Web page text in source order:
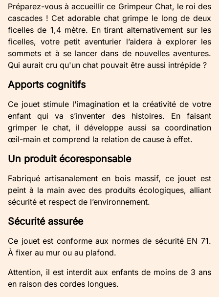
Préparez-vous à accueillir ce Grimpeur Chat, le roi des
cascades ! Cet adorable chat grimpe le long de deux
ficelles de 1,4 mètre. En tirant alternativement sur les
ficelles, votre petit aventurier l’aidera à explorer les
sommets et à se lancer dans de nouvelles aventures.
Qui aurait cru qu'un chat pouvait être aussi intrépide ?
Apports cognitifs
Ce jouet stimule l'imagination et la créativité de votre
enfant qui va s’inventer des histoires. En faisant
grimper le chat, il développe aussi sa coordination
œil-main et comprend la relation de cause à effet.
Un produit écoresponsable
Fabriqué artisanalement en bois massif, ce jouet est
peint à la main avec des produits écologiques, alliant
sécurité et respect de l’environnement.
Sécurité assurée
Ce jouet est conforme aux normes de sécurité EN 71.
À fixer au mur ou au plafond.
Attention, il est interdit aux enfants de moins de 3 ans
en raison des cordes longues.